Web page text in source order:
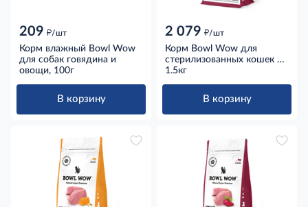
209 д/шт
Корм влажный Bowl Wow
для собак говядина и
овощи, 100г
В корзину
2 079 д/шт
Корм Bowl Wow для
стерилизованных кошек с
индейкой, курицей и
1.5кг
В корзину